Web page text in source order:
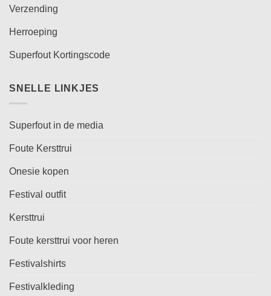
Verzending
Herroeping
Superfout Kortingscode
SNELLE LINKJES
Superfout in de media
Foute Kersttrui
Onesie kopen
Festival outfit
Kersttrui
Foute kersttrui voor heren
Festivalshirts
Festivalkleding